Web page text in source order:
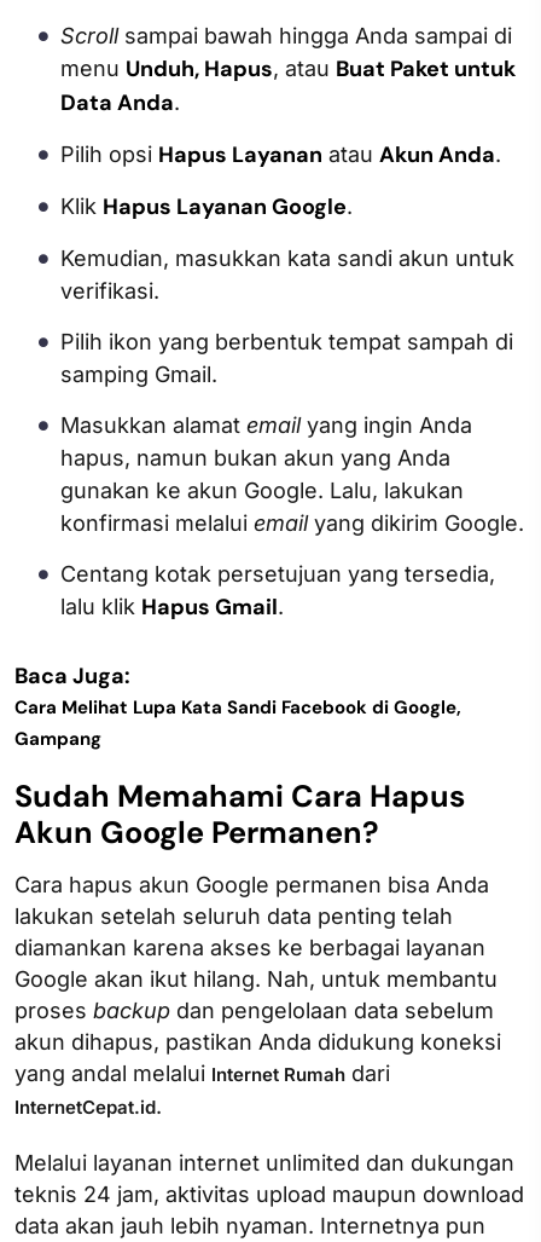
Scrollsampai bawah hingga Anda sampai di
menu Unduh, Hapus, atau Buat Paket untuk
Data Anda.
Pilih opsi Hapus Layanan atau Akun Anda.
Klik Hapus Layanan Google.
Kemudian, masukkan kata sandi akun untuk
verifikasi.
Pilih ikon yang berbentuk tempat sampah di
samping Gmail.
Masukkan alamat emailyang ingin Anda
hapus, namun bukan akun yang Anda
gunakan ke akun Google. Lalu, lakukan
konfirmasi melalui emailyang dikirim Google.
Centang kotak persetujuan yang tersedia,
lalu klik Hapus Gmail.
Baca Juga:
Cara Melihat Lupa Kata Sandi Facebook di Google,
Gampang
Sudah Memahami Cara Hapus
Akun Google Permanen?
Cara hapus akun Google permanen bisa Anda
lakukan setelah seluruh data penting telah
diamankan karena akses ke berbagai layanan
Google akan ikut hilang. Nah, untuk membantu
proses backup dan pengelolaan data sebelum
akun dihapus, pastikan Anda didukung koneksi
yang andal melalui Internet Rumah dari
InternetCepat.id.
Melalui layanan internet unlimited dan dukungan
teknis 24 jam, aktivitas upload maupun download
data akan jauh lebih nyaman. Internetnya pun